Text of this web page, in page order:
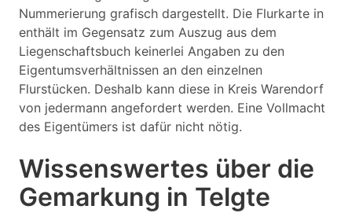
Nummerierung grafisch dargestellt. Die Flurkarte in
enthält im Gegensatz zum Auszug aus dem
Liegenschaftsbuch keinerlei Angaben zu den
Eigentumsverhältnissen an den einzelnen
Flurstücken. Deshalb kann diese in Kreis Warendorf
von jedermann angefordert werden. Eine Vollmacht
des Eigentümers ist dafür nicht nötig.
Wissenswertes über die
Gemarkung in Telgte